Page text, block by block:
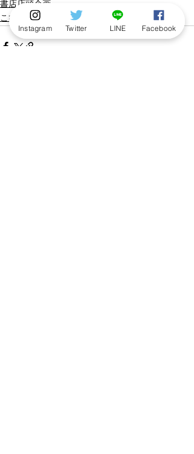
書店店頭企画
こびと百貨店/POPUP
Instagram Twitter LINE Facebook